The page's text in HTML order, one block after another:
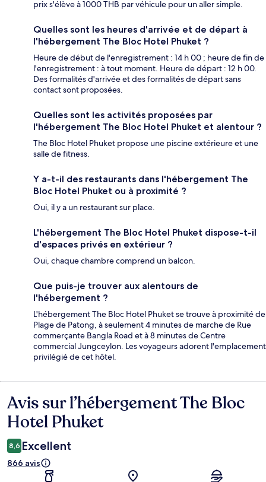
prix s'élève à 1000 THB par véhicule pour un aller simple.
Quelles sont les heures d'arrivée et de départ à
l'hébergement The Bloc Hotel Phuket ?
Heure de début de l'enregistrement : 14 h 00 ; heure de fin de
l'enregistrement : à tout moment. Heure de départ : 12 h 00.
Des formalités d'arrivée et des formalités de départ sans
contact sont proposées.
Quelles sont les activités proposées par
l'hébergement The Bloc Hotel Phuket et alentour ?
The Bloc Hotel Phuket propose une piscine extérieure et une
salle de fitness.
Y a-t-il des restaurants dans l'hébergement The
Bloc Hotel Phuket ou à proximité ?
Oui, il y a un restaurant sur place.
L'hébergement The Bloc Hotel Phuket dispose-t-il
d'espaces privés en extérieur ?
Oui, chaque chambre comprend un balcon.
Que puis-je trouver aux alentours de
l'hébergement ?
L'hébergement The Bloc Hotel Phuket se trouve à proximité de
Plage de Patong, à seulement 4 minutes de marche de Rue
commerçante Bangla Road et à 8 minutes de Centre
commercial Jungceylon. Les voyageurs adorent l'emplacement
privilégié de cet hôtel.
Avis
Avis sur l’hébergement The Bloc
Hotel Phuket
8,6 Excellent
866 avis